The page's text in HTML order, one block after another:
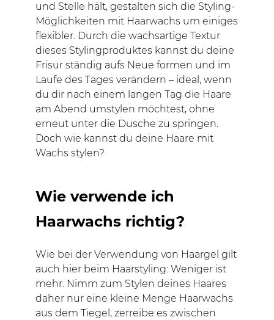
und Stelle hält, gestalten sich die Styling-
Möglichkeiten mit Haarwachs um einiges
flexibler. Durch die wachsartige Textur
dieses Stylingproduktes kannst du deine
Frisur ständig aufs Neue formen und im
Laufe des Tages verändern – ideal, wenn
du dir nach einem langen Tag die Haare
am Abend umstylen möchtest, ohne
erneut unter die Dusche zu springen.
Doch wie kannst du deine Haare mit
Wachs stylen?
Wie verwende ich
Haarwachs richtig?
Wie bei der Verwendung von Haargel gilt
auch hier beim Haarstyling: Weniger ist
mehr. Nimm zum Stylen deines Haares
daher nur eine kleine Menge Haarwachs
aus dem Tiegel, zerreibe es zwischen